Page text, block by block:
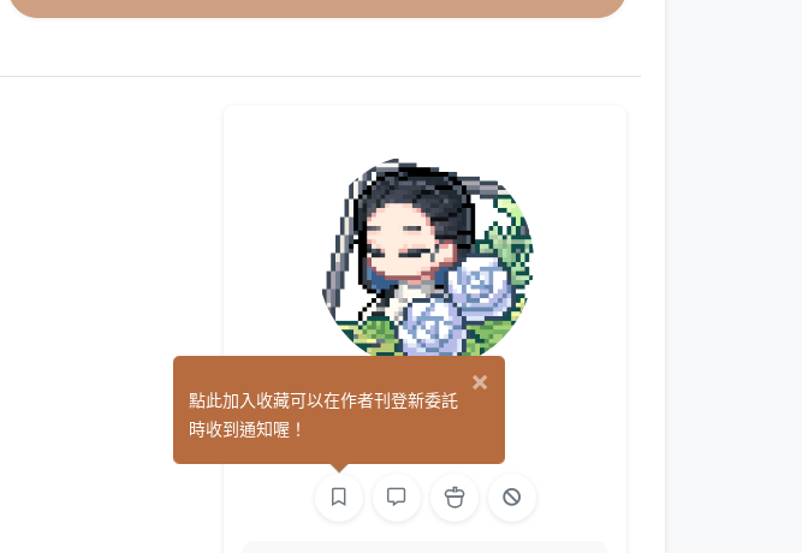
神允 (13)
×
點此加入收藏可以在作者刊登新委託
時收到通知喔！